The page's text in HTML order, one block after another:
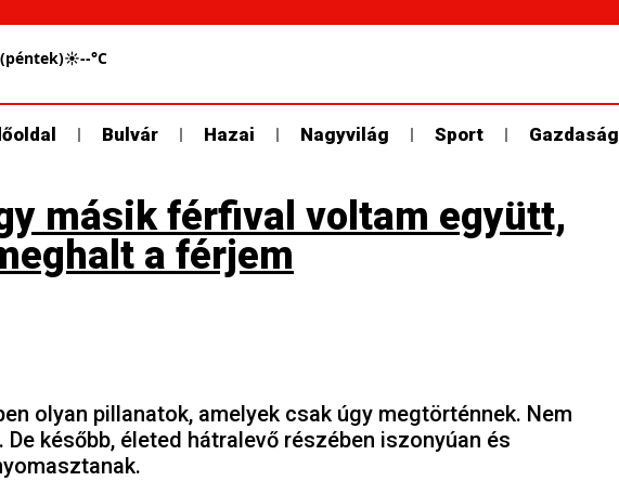
☀--°C
Bulvár Hazai Nagyvilág Sport Gazdaság
másik férfival voltam együtt,
a férjem
olyan pillanatok, amelyek csak úgy megtörténnek. Nem
később, életed hátralevő részében iszonyúan és